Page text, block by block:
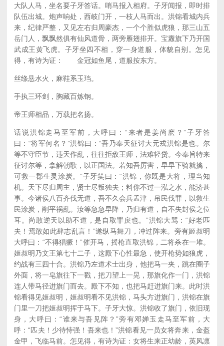
大队人马，坐名要子牙答话。哨马报入相府。子牙闻报，即时排
队伍出城。炮声响处，西岐门开，一枝人马而出。洪锦看城内兵
来，纪律严整，又见左右归周豪杰，一个个胜似虎狼，那三山五
岳门人，飘飘然俱有仙风道骨，两旁雁翅排开。宝纛旗下乃开国
武成王黄飞虎。子牙坐四不相，穿一身道服，体貌自别。怎见
得，有诗为证： 金冠如鱼尾，道服按东方。
丝绦悬水火，麻鞋系玉珰。
手执三环剑，胸藏百炼钢。
帝王师相品，万载把名扬。
话说洪锦走马至军前，大呼曰：“来者是姜尚麽？”子牙答
曰：“将军何名？”洪锦曰：“吾乃奉天征讨大元戎洪锦是也。尔
等不守臣节，违天作乱，往往拒敌王师，法难轻贷。今奉旨特来
征讨尔等，拿解朝歌，以正国法。若知吾厉害，早早下骑就擒，
可救一郡生灵涂炭。”子牙笑曰：“洪锦，你既是大将，理当知
机。天下尽归周主，贤士尽叛独夫；料你不过一泓之水，能济甚
事。今诸侯八百齐伐无道，吾不久会兵孟津，吊民伐罪，以救生
民涂炭，削平祸乱。汝等急急早降，乃归有道，自不失封侯之位
耳。尚敢逆天以助不道，是自取罪戾也。”洪锦大骂：“好老匹
夫！焉敢如此肆志乱言！”遂纵马舞刀，冲过阵来。旁有姬叔明
大呼曰：“不得猖獗！”催开马，摇枪直取洪锦，二将杀在一堆。
姬叔明乃文王第七十二子，这殿下心性最急，使开枪势如狼虎，
约战有三四十合。洪锦乃左道术士出身，他把马一夹，跳在圈子
外面，将一皂旗往下一戳，把刀望上一晃，那旗化作一门，洪锦
连人带马径进旗门而去。殿下不知，也把马赶进旗门来。此时洪
锦看得见姬叔明，姬叔明看不见洪锦，马头方进旗门，洪锦在旗
门里一刀把姬叔明挥于马下。子牙大惊。洪锦收了旗门，依旧现
身，大呼曰：“谁来与吾见阵？”旁有邓婵玉走马至军前，大
呼：“匹夫！少待恃强！吾来也！”洪锦看见一员女将奔来，金盔
金甲，飞临马前。怎见得，有诗为证：女将生来正幼龄，英风凛